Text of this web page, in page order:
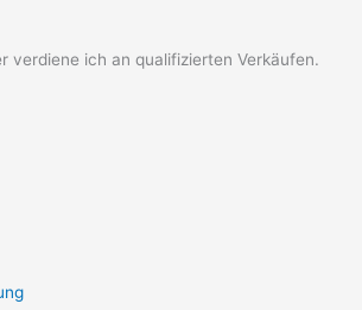
verdiene ich an qualifizierten Verkäufen.